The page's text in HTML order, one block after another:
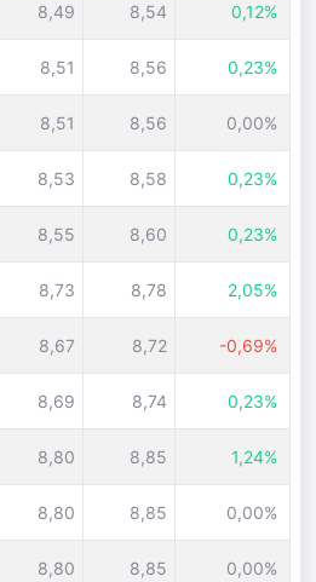
8,49 8,54 0,12%
8,51 8,56 0,23%
8,51 8,56 0,00%
8,53 8,58 0,23%
8,55 8,60 0,23%
8,73 8,78 2,05%
8,67 8,72 -0,69%
8,69 8,74 0,23%
8,80 8,85 1,24%
8,80 8,85 0,00%
8,80 8,85 0,00%